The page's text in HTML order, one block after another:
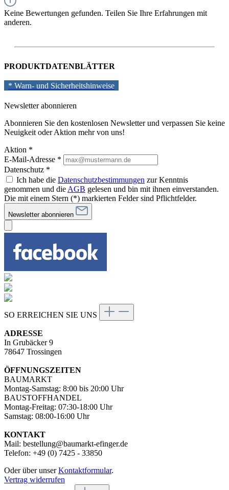
Keine Bewertungen gefunden. Teilen Sie Ihre Erfahrungen mit
anderen.
PRODUKTDATENBLÄTTER
* Warn- und Sicherheitshinweise
Newsletter abonnieren
Abonnieren Sie den kostenlosen Newsletter und verpassen Sie keine
Neuigkeit oder Aktion mehr von uns!
Aktion *
E-Mail-Adresse *
Datenschutz *
Ich habe die Datenschutzbestimmungen zur Kenntnis
genommen und die AGB gelesen und bin mit ihnen einverstanden.
Die mit einem Stern (*) markierten Felder sind Pflichtfelder.
Newsletter abonnieren
SO ERREICHEN SIE UNS
ADRESSE
In Grubäcker 9
78647 Trossingen
ÖFFNUNGSZEITEN
BAUMARKT
Montag-Samstag: 8:00 bis 20:00 Uhr
BAUSTOFFHANDEL
Montag-Freitag: 07:30-18:00 Uhr
Samstag: 08:00-16:00 Uhr
KONTAKT
Mail: bestellung@baumarkt-efinger.de
Telefon: +49 (0) 7425 - 33850
Oder über unserKontaktformular.
Vertrag widerrufen